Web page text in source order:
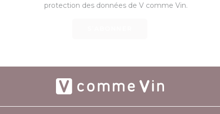
protection des données de V comme Vin.